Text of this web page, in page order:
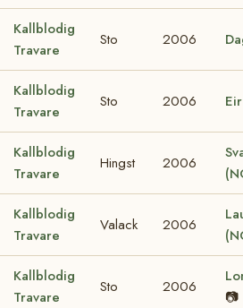
Kallblodig
Travare
Sto 2006
Kallblodig
Travare
Sto 2006
Kallblodig
Travare
Hingst 2006
Kallblodig
Travare
Valack 2006
Kallblodig
Travare
Sto 2006
📷